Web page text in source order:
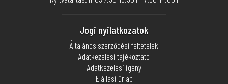
Jogi nyilatkozatok
Általános szerződési feltételek
Adatkezelési tájékoztató
Adatkezelési igény
Elállási űrlap